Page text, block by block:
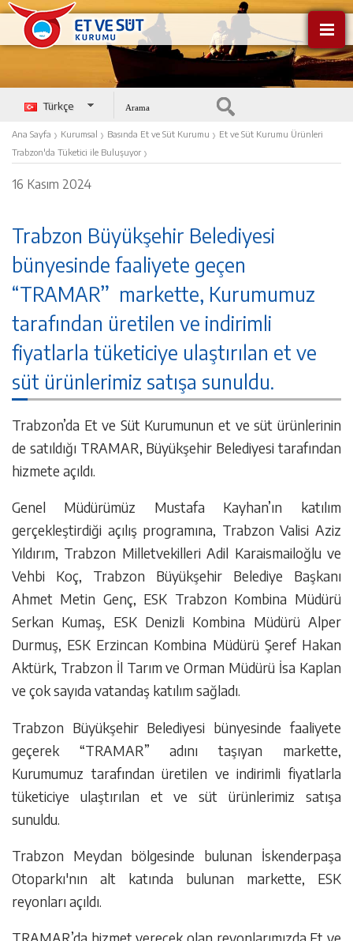
Türkçe
Ana Sayfa › Kurumsal › Basında Et ve Süt Kurumu › Et ve Süt Kurumu Ürünleri
Trabzon'da Tüketici ile Buluşuyor ›
16 Kasım 2024
Trabzon Büyükşehir Belediyesi
bünyesinde faaliyete geçen
“TRAMAR” markette, Kurumumuz
tarafından üretilen ve indirimli
fiyatlarla tüketiciye ulaştırılan et ve
süt ürünlerimiz satışa sunuldu.
Trabzon’da Et ve Süt Kurumunun et ve süt ürünlerinin
de satıldığı TRAMAR, Büyükşehir Belediyesi tarafından
hizmete açıldı.
Genel Müdürümüz Mustafa Kayhan’ın katılım
gerçekleştirdiği açılış programına, Trabzon Valisi Aziz
Yıldırım, Trabzon Milletvekilleri Adil Karaismailoğlu ve
Vehbi Koç, Trabzon Büyükşehir Belediye Başkanı
Ahmet Metin Genç, ESK Trabzon Kombina Müdürü
Serkan Kumaş, ESK Denizli Kombina Müdürü Alper
Durmuş, ESK Erzincan Kombina Müdürü Şeref Hakan
Aktürk, Trabzon İl Tarım ve Orman Müdürü İsa Kaplan
ve çok sayıda vatandaş katılım sağladı.
Trabzon Büyükşehir Belediyesi bünyesinde faaliyete
geçerek “TRAMAR” adını taşıyan markette,
Kurumumuz tarafından üretilen ve indirimli fiyatlarla
tüketiciye ulaştırılan et ve süt ürünlerimiz satışa
sunuldu.
Trabzon Meydan bölgesinde bulunan İskenderpaşa
Otoparkı'nın alt katında bulunan markette, ESK
reyonları açıldı.